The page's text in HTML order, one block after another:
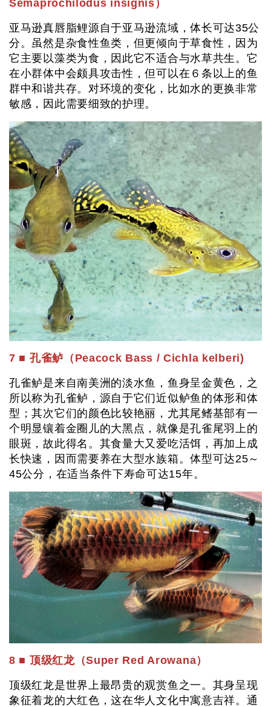
Semaprochilodus insignis）
亚马逊真唇脂鲤源自于亚马逊流域，体长可达35公
分。虽然是杂食性鱼类，但更倾向于草食性，因为
它主要以藻类为食，因此它不适合与水草共生。它
在小群体中会颇具攻击性，但可以在６条以上的鱼
群中和谐共存。对环境的变化，比如水的更换非常
敏感，因此需要细致的护理。
7 ■ 孔雀鲈（Peacock Bass / Cichla kelberi)
孔雀鲈是来自南美洲的淡水鱼，鱼身呈金黄色，之
所以称为孔雀鲈，源自于它们近似鲈鱼的体形和体
型；其次它们的颜色比较艳丽，尤其尾鳍基部有一
个明显镶着金圈儿的大黑点，就像是孔雀尾羽上的
眼斑，故此得名。其食量大又爱吃活饵，再加上成
长快速，因而需要养在大型水族箱。体型可达25～
45公分，在适当条件下寿命可达15年。
8 ■ 顶级红龙（Super Red Arowana）
顶级红龙是世界上最昂贵的观赏鱼之一。其身呈现
象征着龙的大红色，这在华人文化中寓意吉祥。通